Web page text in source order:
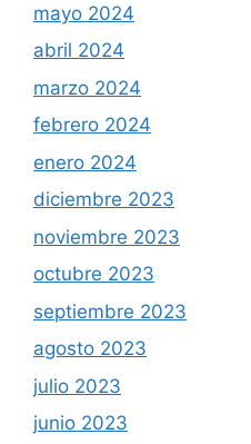
mayo 2024
abril 2024
marzo 2024
febrero 2024
enero 2024
diciembre 2023
noviembre 2023
octubre 2023
septiembre 2023
agosto 2023
julio 2023
junio 2023